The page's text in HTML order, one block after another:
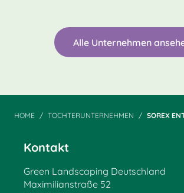
Alle Unternehmen
HOME TOCHTERUNTERNEHMEN SOREX
Kontakt
Green Landscaping Deutschland
Maximilianstraße 52